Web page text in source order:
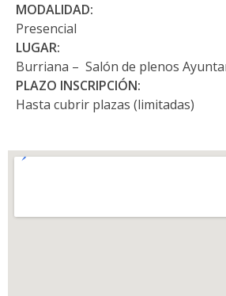
MODALIDAD:
Presencial
LUGAR:
Burriana – Salón de plenos
PLAZO INSCRIPCIÓN:
Hasta cubrir plazas (limitadas)